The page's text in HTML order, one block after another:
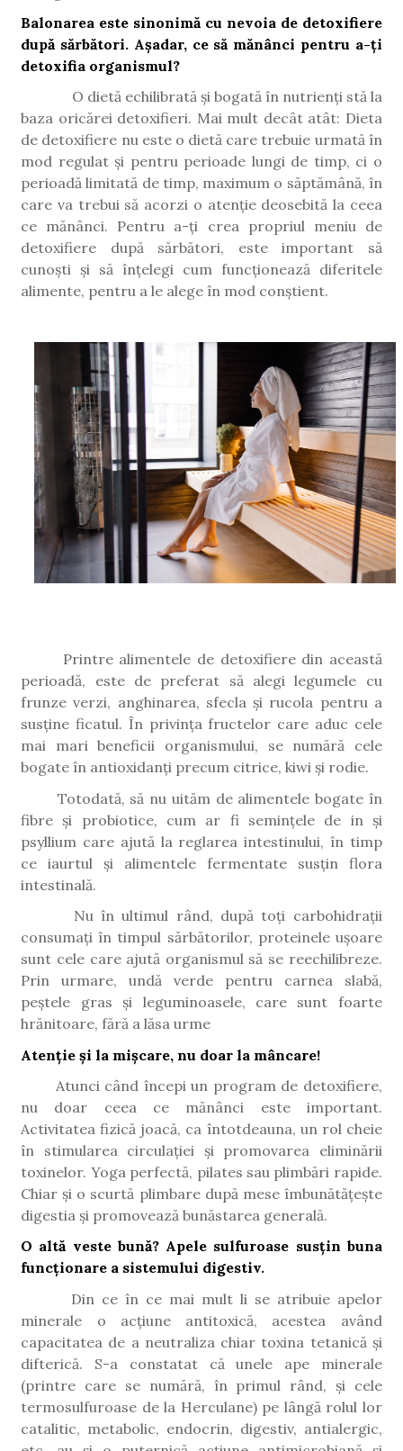
Balonarea este sinonimă cu nevoia de detoxifiere
după sărbători. Așadar, ce să mănânci pentru a-ți
detoxifia organismul?
O dietă echilibrată și bogată în nutrienți stă la
baza oricărei detoxifieri. Mai mult decât atât: Dieta
de detoxifiere nu este o dietă care trebuie urmată în
mod regulat și pentru perioade lungi de timp, ci o
perioadă limitată de timp, maximum o săptămână, în
care va trebui să acorzi o atenție deosebită la ceea
ce mănânci. Pentru a-ți crea propriul meniu de
detoxifiere după sărbători, este important să
cunoști și să înțelegi cum funcționează diferitele
alimente, pentru a le alege în mod conștient.
Printre alimentele de detoxifiere din această
perioadă, este de preferat să alegi legumele cu
frunze verzi, anghinarea, sfecla și rucola pentru a
susține ficatul. În privința fructelor care aduc cele
mai mari beneficii organismului, se numără cele
bogate în antioxidanți precum citrice, kiwi și rodie.
Totodată, să nu uităm de alimentele bogate în
fibre și probiotice, cum ar fi semințele de in și
psyllium care ajută la reglarea intestinului, în timp
ce iaurtul și alimentele fermentate susțin flora
intestinală.
Nu în ultimul rând, după toți carbohidrații
consumați în timpul sărbătorilor, proteinele ușoare
sunt cele care ajută organismul să se reechilibreze.
Prin urmare, undă verde pentru carnea slabă,
peștele gras și leguminoasele, care sunt foarte
hrănitoare, fără a lăsa urme
Atenție și la mișcare, nu doar la mâncare!
Atunci când începi un program de detoxifiere,
nu doar ceea ce mănânci este important.
Activitatea fizică joacă, ca întotdeauna, un rol cheie
în stimularea circulației și promovarea eliminării
toxinelor. Yoga perfectă, pilates sau plimbări rapide.
Chiar și o scurtă plimbare după mese îmbunătățește
digestia și promovează bunăstarea generală.
O altă veste bună? Apele sulfuroase susțin buna
funcționare a sistemului digestiv.
Din ce în ce mai mult li se atribuie apelor
minerale o acțiune antitoxică, acestea având
capacitatea de a neutraliza chiar toxina tetanică și
difterică. S-a constatat că unele ape minerale
(printre care se numără, în primul rând, și cele
termosulfuroase de la Herculane) pe lângă rolul lor
catalitic, metabolic, endocrin, digestiv, antialergic,